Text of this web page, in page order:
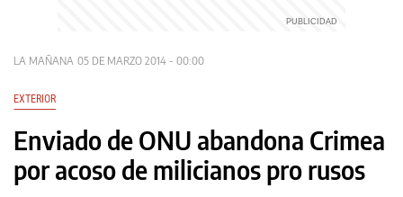
LA MAÑANA 05 DE MARZO 2014 - 00:00
EXTERIOR
Enviado de ONU abandona Crimea
por acoso de milicianos pro rusos